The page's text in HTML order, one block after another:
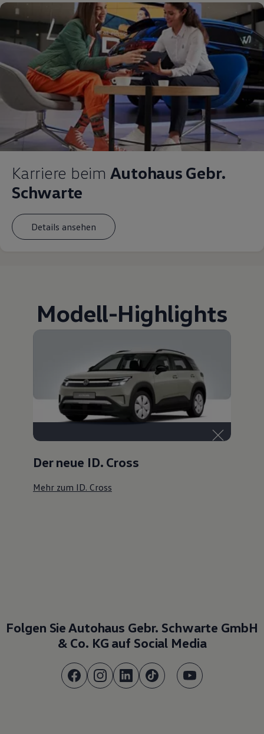
Karriere beim Autohaus Gebr.
Schwarte
Details ansehen
Modell-Highlights
Der neue ID. Cross
Mehr zum ID. Cross
Folgen Sie Autohaus Gebr. Schwarte GmbH
& Co. KG auf Social Media